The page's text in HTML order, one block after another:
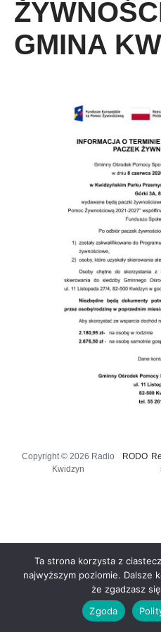
GMINA
Copyright © 2026 Radio
Kwidzyn
RODO
Ta strona korzysta z
najwyższym poziomie. Dalsze
że zgadzasz
Zgoda